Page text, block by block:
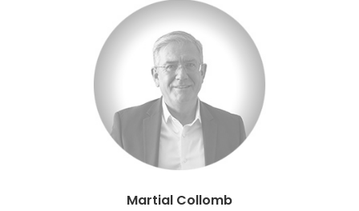
Martial Collomb